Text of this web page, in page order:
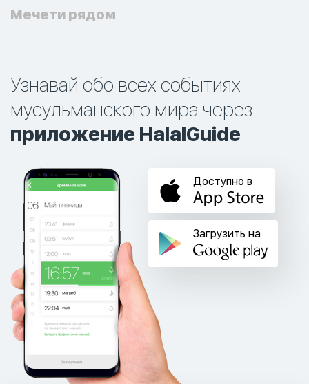
Мечети рядом
Узнавай обо всех событиях
мусульманского мира через
приложение HalalGuide
Доступно в
Загрузить на